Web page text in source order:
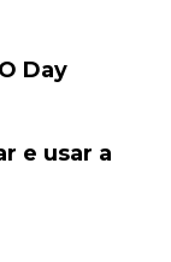
Day
e usar a